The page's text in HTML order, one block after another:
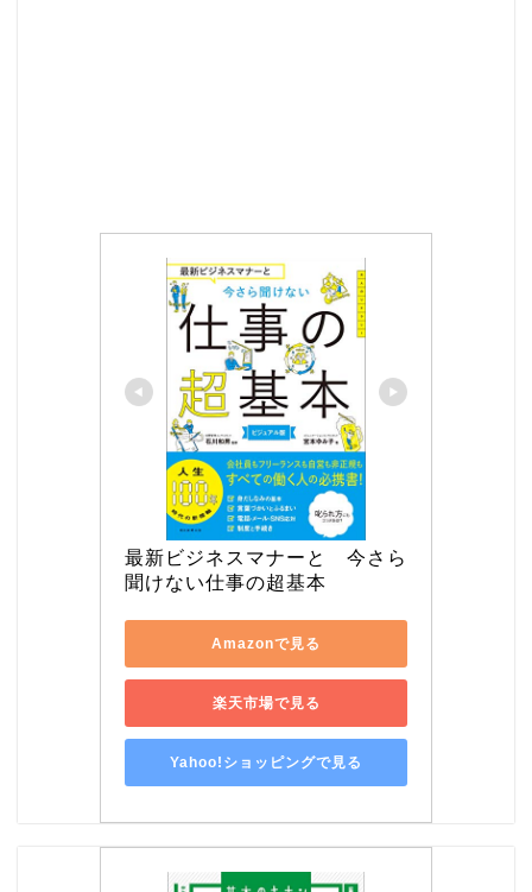
最新ビジネスマナーと　今さら
聞けない仕事の超基本
Amazonで見る
楽天市場で見る
Yahoo!ショッピングで見る